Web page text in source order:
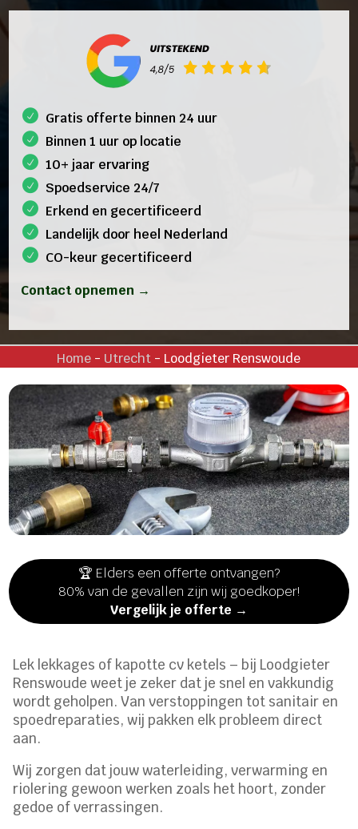
Gratis offerte binnen 24 uur
Binnen 1 uur op locatie
10+ jaar ervaring
Spoedservice 24/7
Erkend en gecertificeerd
Landelijk door heel Nederland
CO-keur gecertificeerd
Contact opnemen →
Home - Utrecht - Loodgieter Renswoude
🏆 Elders een offerte ontvangen?
80% van de gevallen zijn wij goedkoper!
Vergelijk je offerte →
Lek lekkages of kapotte cv ketels – bij Loodgieter
Renswoude weet je zeker dat je snel en vakkundig
wordt geholpen. Van verstoppingen tot sanitair en
spoedreparaties, wij pakken elk probleem direct
aan.
Wij zorgen dat jouw waterleiding, verwarming en
riolering gewoon werken zoals het hoort, zonder
gedoe of verrassingen.